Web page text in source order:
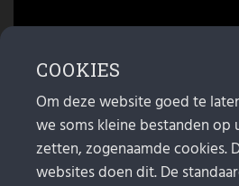
COOKIES
Om deze website goed te
we soms kleine bestanden
zetten, zogenaamde cookies.
websites doen dit. De